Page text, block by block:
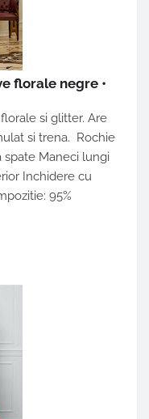
florale negre •
si glitter. Are
si trena. Rochie
spate Maneci lungi
Inchidere cu
95%